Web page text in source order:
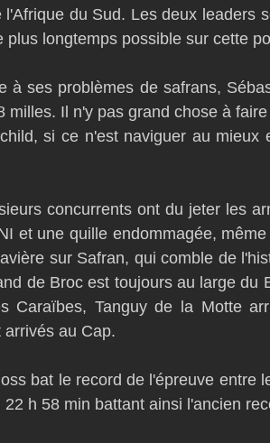
du Sud. Les deux leaders
plus longtemps possible sur cette
à ses problèmes de safrans,
milles. Il n'y pas grand chose à
si ce n'est naviguer au mieux
concurrents ont du jeter les
et une quille endommagée,
sur Safran, qui comble de
de Broc est toujours au large du
Caraïbes, Tanguy de la Motte
au Cap.
bat le record de l'épreuve entre
22 h 58 min battant ainsi l'ancien